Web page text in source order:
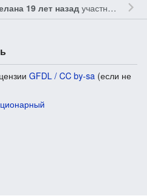
19 лет назадучастником Gleb
GFDL / CC by-sa (если не